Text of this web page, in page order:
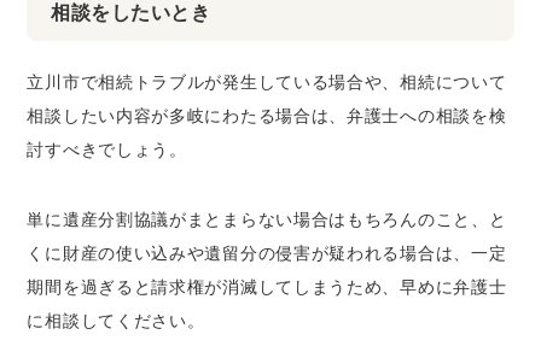
相談をしたいとき
立川市で相続トラブルが発生している場合や、相続について
相談したい内容が多岐にわたる場合は、弁護士への相談を検
討すべきでしょう。
単に遺産分割協議がまとまらない場合はもちろんのこと、と
くに財産の使い込みや遺留分の侵害が疑われる場合は、 一定
期間を過ぎると請求権が消滅 してしまうため、早めに弁護士
に相談してください。